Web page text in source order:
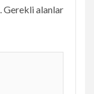
Gerekli alanlar